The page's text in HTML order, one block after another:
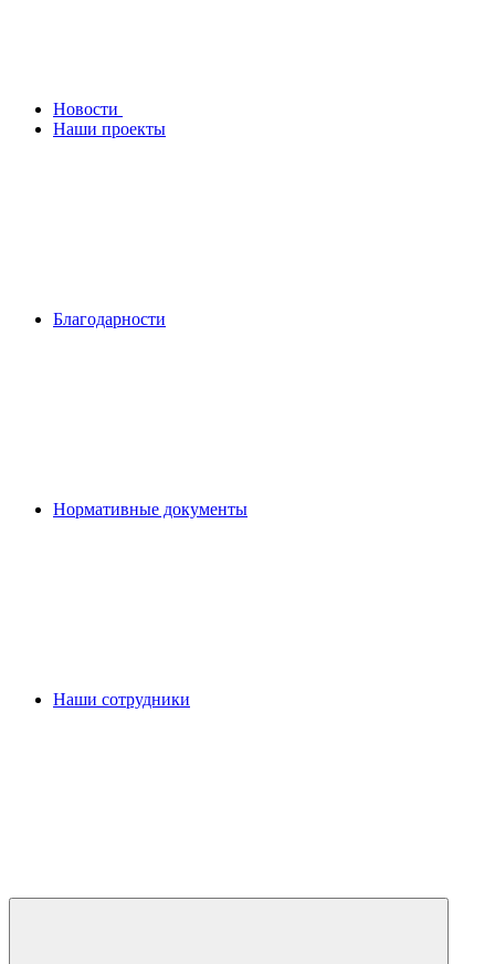
Новости
Наши проекты
Благодарности
Нормативные документы
Наши сотрудники